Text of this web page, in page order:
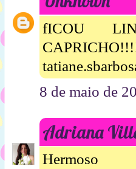
fICOU
8 de maio de
Adriana